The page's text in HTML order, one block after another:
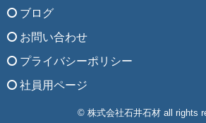
ブログ
お問い合わせ
プライバシーポリシー
社員用ページ
© 株式会社石井石材 all rights